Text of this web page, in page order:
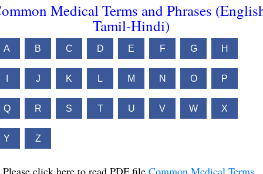
Medical Terms and Phrases
Tamil-Hindi)
A B C D E F G H
J K L M N O P
Q R S T U V W X
Y Z
Please click here to read PDF file Common Medical Terms